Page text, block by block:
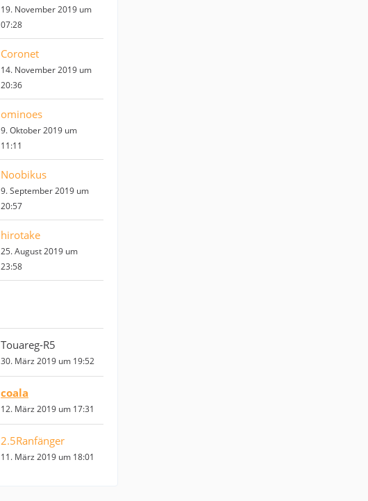
19. November 2019 um
07:28
Coronet
14. November 2019 um
20:36
ominoes
9. Oktober 2019 um
11:11
Noobikus
9. September 2019 um
20:57
hirotake
25. August 2019 um
23:58
Touareg-R5
30. März 2019 um 19:52
coala
12. März 2019 um 17:31
2.5Ranfänger
11. März 2019 um 18:01